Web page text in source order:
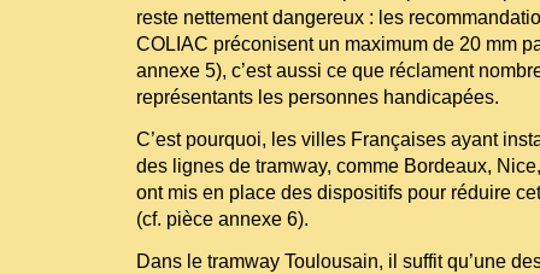
reste nettement dangereux : les
COLIAC préconisent un maximum de 20 mm
annexe 5), c’est aussi ce que réclament
représentants les personnes handicapées.
C’est pourquoi, les villes Françaises ayant
des lignes de tramway, comme Bordeaux,
ont mis en place des dispositifs pour réduire
(cf. pièce annexe 6).
Dans le tramway Toulousain, il suffit qu’une